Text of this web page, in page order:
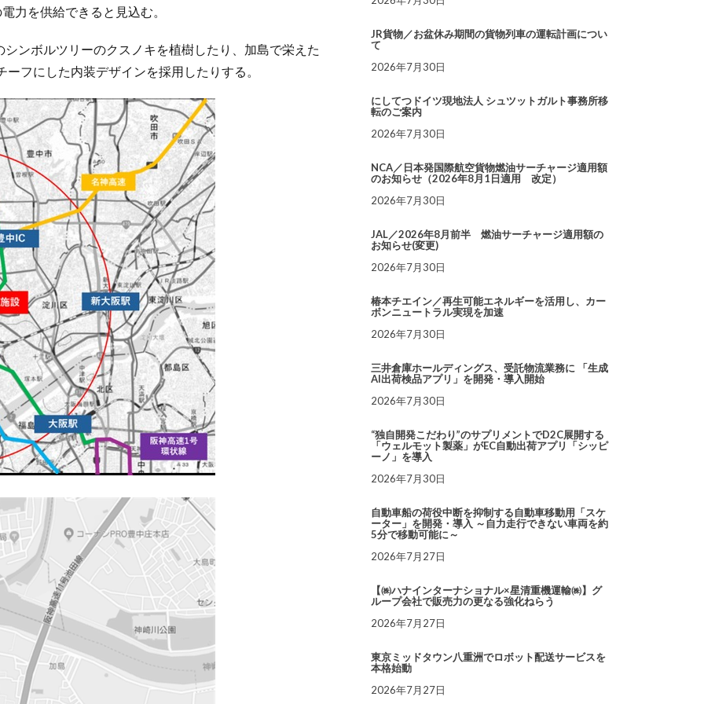
力を供給できると見込む。
ンボルツリーのクスノキを植樹したり、加島で栄えた
フにした内装デザインを採用したりする。
JR貨物／お盆休み期間の貨物列車の運転計画につい
て
2026年7月30日
にしてつドイツ現地法人 シュツットガルト事務所移
転のご案内
2026年7月30日
NCA／日本発国際航空貨物燃油サーチャージ適用額
のお知らせ（2026年8月1日適用 改定）
2026年7月30日
JAL／2026年8月前半 燃油サーチャージ適用額の
お知らせ(変更)
2026年7月30日
椿本チエイン／再生可能エネルギーを活用し、カー
ボンニュートラル実現を加速
2026年7月30日
三井倉庫ホールディングス、受託物流業務に 「生成
AI出荷検品アプリ」を開発・導入開始
2026年7月30日
“独自開発こだわり”のサプリメントでD2C展開する
「ウェルモット製薬」がEC自動出荷アプリ「シッピ
ーノ」を導入
2026年7月30日
自動車船の荷役中断を抑制する自動車移動用「スケ
ーター」を開発・導入 ～自力走行できない車両を約
5分で移動可能に～
2026年7月27日
【㈱ハナインターナショナル×星清重機運輸㈱】グ
ループ会社で販売力の更なる強化ねらう
2026年7月27日
東京ミッドタウン八重洲でロボット配送サービスを
本格始動
2026年7月27日